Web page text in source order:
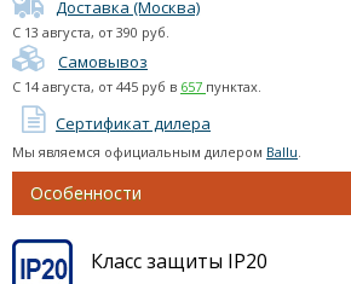
Подарочные сертификаты
Термогигрометры
Доставка (Москва)
С 13 августа, от390 руб.
Самовывоз
С 14 августа, от445 руб в 657 пунктах.
Сертификат дилера
Мы являемся официальным дилером Ballu.
Особенности
Класс защиты IP20